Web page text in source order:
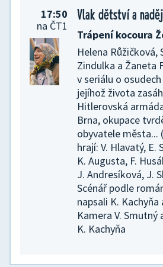
Recyklace
Příběhy prasečí
rodiny
Sofie První
12/30 Tajná
příběh slečny
Třetí řada
17:50
na ČT1
Vlak dětství a
Trápení kocoura
Helena Růžičková,
Zindulka a Žaneta
v seriálu o
jejíhož života
Hitlerovská
Brna, okupace
obyvatele města...
hrají: V. Hlavatý, E.
K. Augusta, F.
J. Andresíková, J.
Scénář podle
napsali K. Kachyňa
Kamera V. Smutný
K. Kachyňa